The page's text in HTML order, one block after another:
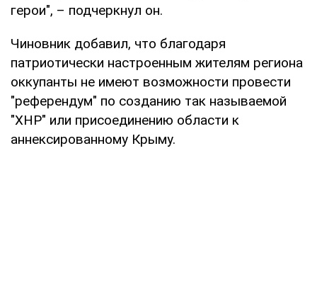
герои", – подчеркнул он.
Чиновник добавил, что благодаря
патриотически настроенным жителям региона
оккупанты не имеют возможности провести
"референдум" по созданию так называемой
"ХНР" или присоединению области к
аннексированному Крыму.